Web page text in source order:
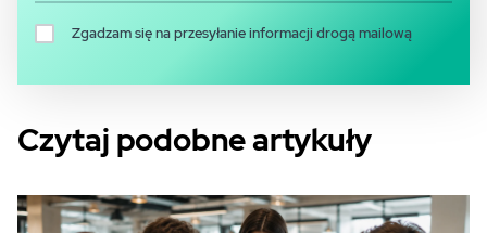
Zgadzam się na przesyłanie informacji drogą mailową
Czytaj podobne artykuły